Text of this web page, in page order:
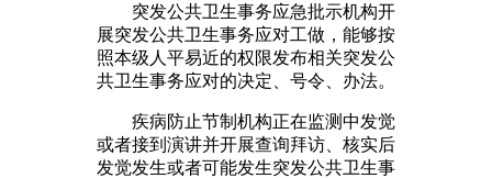
突发公共卫生事务应急批示机构开
展突发公共卫生事务应对工做，能够按
照本级人平易近的权限发布相关突发公
共卫生事务应对的决定、号令、办法。
疾病防止节制机构正在监测中发觉
或者接到演讲并开展查询拜访、核实后
发觉发生或者可能发生突发公共卫生事